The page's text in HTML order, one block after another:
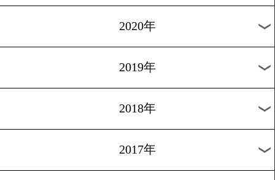
2022年